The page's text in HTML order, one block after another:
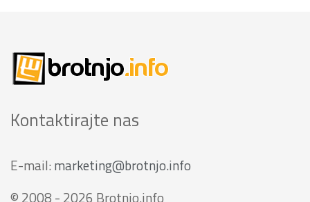
Kontaktirajte nas
E-mail: marketing@brotnjo.info
© 2008 - 2026 Brotnjo.info